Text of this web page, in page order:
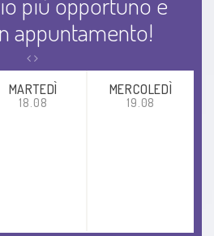
appuntamento!
MARTEDÌ
18.08
MERCOLEDÌ
19.08